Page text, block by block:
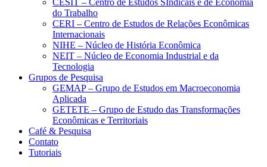
CESIT – Centro de Estudos SIndicais e de Economia
do Trabalho
CERI – Centro de Estudos de Relações Econômicas
Internacionais
NIHE – Núcleo de História Econômica
NEIT – Núcleo de Economia Industrial e da
Tecnologia
Grupos de Pesquisa
GEMAP – Grupo de Estudos em Macroeconomia
Aplicada
GETETE – Grupo de Estudo das Transformações
Econômicas e Territoriais
Café & Pesquisa
Contato
Tutoriais